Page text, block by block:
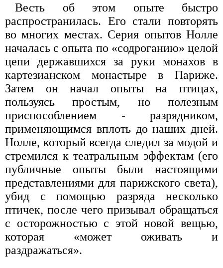
Весть об этом опыте быстро
распространилась. Его стали повторять
во многих местах. Серия опытов Нолле
началась с опыта по «содроганию» целой
цепи державшихся за руки монахов в
картезианском монастыре в Париже.
Затем он начал опыты на птицах,
пользуясь простым, но полезным
приспособлением - разрядником,
применяющимся вплоть до наших дней.
Нолле, который всегда следил за модой и
стремился к театральным эффектам (его
публичные опыты были настоящими
представлениями для парижского света),
убид с помощью разряда несколько
птичек, после чего призывал обращаться
с осторожностью с этой новой вещью,
которая «может оживать и
раздражаться».